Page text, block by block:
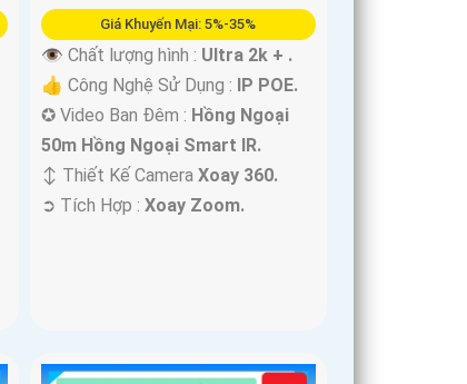
Giá Khuyến Mại: 5%-35%
👁 Chất lượng hình : Ultra 2k + .
👍 Công Nghệ Sử Dụng : IP POE.
✪ Video Ban Đêm : Hồng Ngoại
50m Hồng Ngoại Smart IR.
↕️ Thiết Kế CameraXoay 360.
️➲ Tích Hợp :Xoay Zoom.